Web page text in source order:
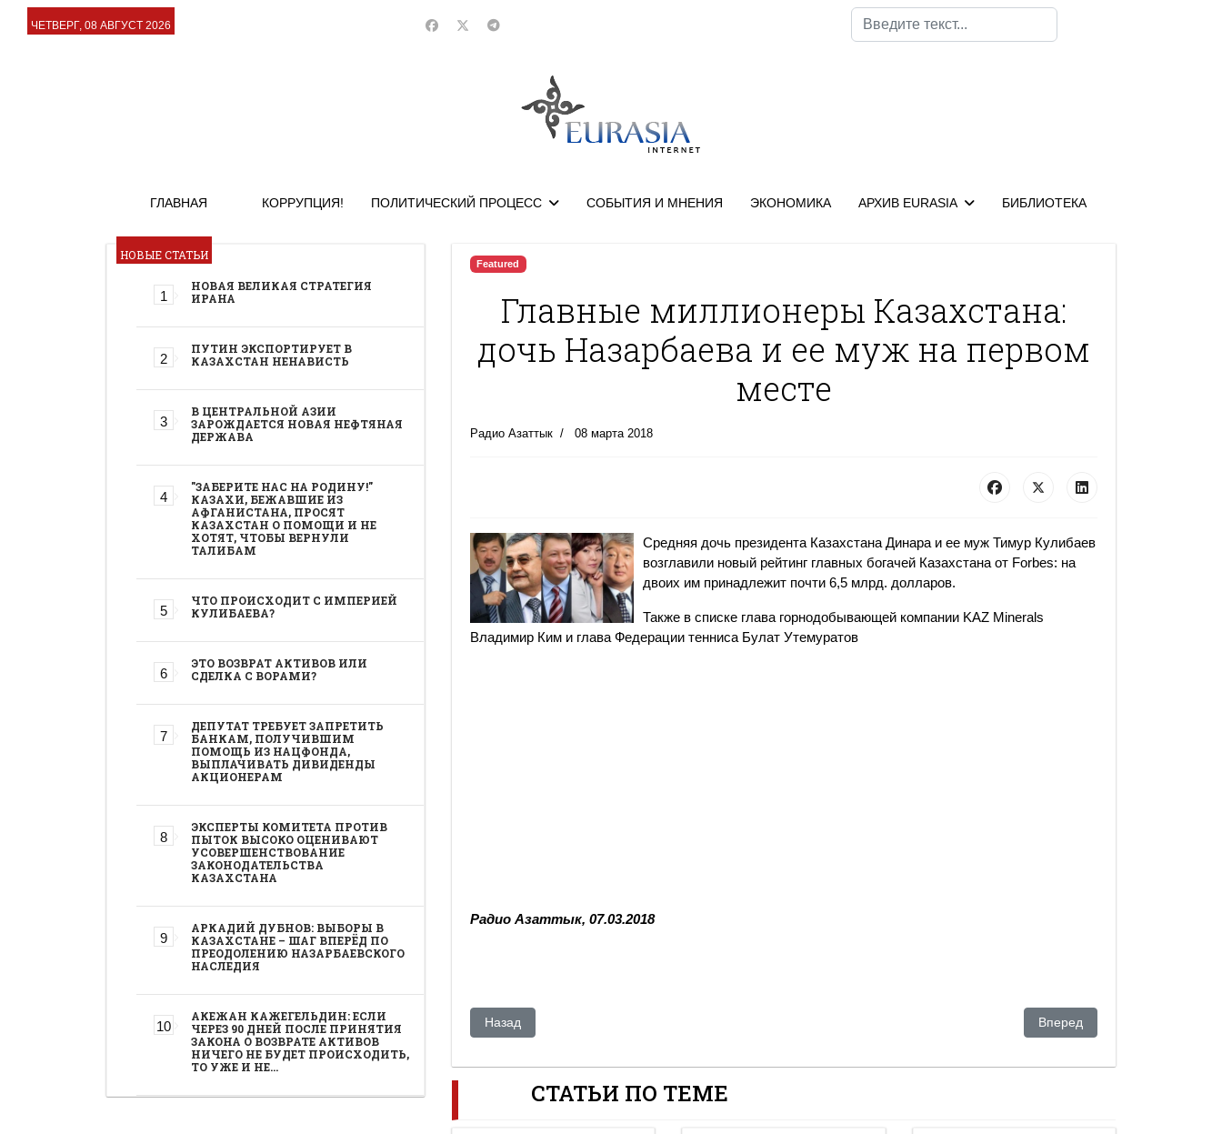
ЧЕТВЕРГ, 08 АВГУСТ 2026
Поиск
ГЛАВНАЯ КОРРУПЦИЯ! ПОЛИТИЧЕСКИЙ ПРОЦЕСС СОБЫТИЯ И МНЕНИЯ ЭКОНОМИКА АРХИВ EURASIA БИБЛИОТЕКА
НОВЫЕ СТАТЬИ
НОВАЯ ВЕЛИКАЯ СТРАТЕГИЯ
ИРАНА
ПУТИН ЭКСПОРТИРУЕТ В
КАЗАХСТАН НЕНАВИСТЬ
В ЦЕНТРАЛЬНОЙ АЗИИ
ЗАРОЖДАЕТСЯ НОВАЯ НЕФТЯНАЯ
ДЕРЖАВА
"ЗАБЕРИТЕ НАС НА РОДИНУ!"
КАЗАХИ, БЕЖАВШИЕ ИЗ
АФГАНИСТАНА, ПРОСЯТ
КАЗАХСТАН О ПОМОЩИ И НЕ
ХОТЯТ, ЧТОБЫ ВЕРНУЛИ
ТАЛИБАМ
ЧТО ПРОИСХОДИТ С ИМПЕРИЕЙ
КУЛИБАЕВА?
ЭТО ВОЗВРАТ АКТИВОВ ИЛИ
СДЕЛКА С ВОРАМИ?
ДЕПУТАТ ТРЕБУЕТ ЗАПРЕТИТЬ
БАНКАМ, ПОЛУЧИВШИМ
ПОМОЩЬ ИЗ НАЦФОНДА,
ВЫПЛАЧИВАТЬ ДИВИДЕНДЫ
АКЦИОНЕРАМ
ЭКСПЕРТЫ КОМИТЕТА ПРОТИВ
ПЫТОК ВЫСОКО ОЦЕНИВАЮТ
УСОВЕРШЕНСТВОВАНИЕ
ЗАКОНОДАТЕЛЬСТВА
КАЗАХСТАНА
АРКАДИЙ ДУБНОВ: ВЫБОРЫ В
КАЗАХСТАНЕ – ШАГ ВПЕРЁД ПО
ПРЕОДОЛЕНИЮ НАЗАРБАЕВСКОГО
НАСЛЕДИЯ
АКЕЖАН КАЖЕГЕЛЬДИН: ЕСЛИ
ЧЕРЕЗ 90 ДНЕЙ ПОСЛЕ ПРИНЯТИЯ
ЗАКОНА О ВОЗВРАТЕ АКТИВОВ
НИЧЕГО НЕ БУДЕТ ПРОИСХОДИТЬ,
ТО УЖЕ И НЕ…
Featured
Главные миллионеры Казахстана:
дочь Назарбаева и ее муж на первом
месте
Радио Азаттык 08 марта 2018
Средняя дочь президента Казахстана Динара и ее муж Тимур Кулибаев
возглавили новый рейтинг главных богачей Казахстана от Forbes: на
двоих им принадлежит почти 6,5 млрд. долларов.
Также в списке глава горнодобывающей компании KAZ Minerals
Владимир Ким и глава Федерации тенниса Булат Утемуратов
Радио Азаттык, 07.03.2018
Предыдущий: Похитивший из бюджета 2,5 млрд тенге экс-глава алматинского метро попал под амнистию
Назад Следующий: «Казахская
Вперед
СТАТЬИ ПО ТЕМЕ